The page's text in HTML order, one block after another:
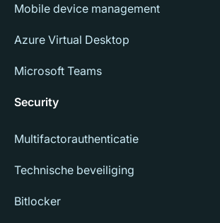
Mobile device management
Azure Virtual Desktop
Microsoft Teams
Security
Multifactorauthenticatie
Technische beveiliging
Bitlocker